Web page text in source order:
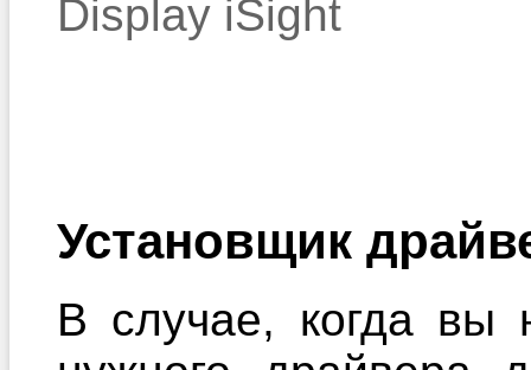
Display iSight
Установщик
В случае, когда вы